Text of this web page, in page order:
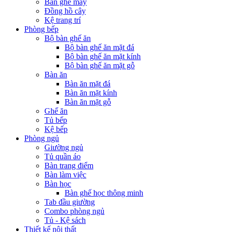
Bàn ghế mây
Đồng hồ cây
Kệ trang trí
Phòng bếp
Bộ bàn ghế ăn
Bộ bàn ghế ăn mặt đá
Bộ bàn ghế ăn mặt kính
Bộ bàn ghế ăn mặt gỗ
Bàn ăn
Bàn ăn mặt đá
Bàn ăn mặt kính
Bàn ăn mặt gỗ
Ghế ăn
Tủ bếp
Kệ bếp
Phòng ngủ
Giường ngủ
Tủ quần áo
Bàn trang điểm
Bàn làm việc
Bàn học
Bàn ghế học thông minh
Tab đầu giường
Combo phòng ngủ
Tủ - Kệ sách
Thiết kế nội thất